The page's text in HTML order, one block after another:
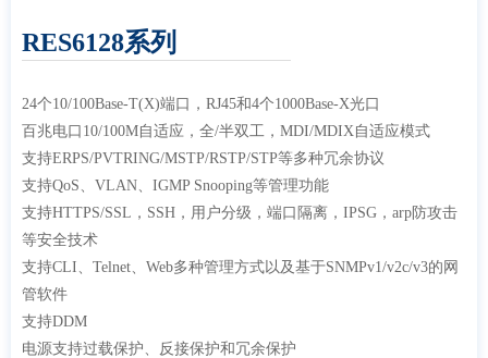
RES6128系列
24个10/100Base-T(X)端口，RJ45和4个1000Base-X光口
百兆电口10/100M自适应，全/半双工，MDI/MDIX自适应模式
支持ERPS/PVTRING/MSTP/RSTP/STP等多种冗余协议
支持QoS、VLAN、IGMP Snooping等管理功能
支持HTTPS/SSL，SSH，用户分级，端口隔离，IPSG，arp防攻击
等安全技术
支持CLI、Telnet、Web多种管理方式以及基于SNMPv1/v2c/v3的网
管软件
支持DDM
电源支持过载保护、反接保护和冗余保护